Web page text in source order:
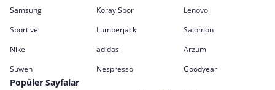
Samsung
Koray Spor
Lenovo
Sportive
Lumberjack
Salomon
Nike
adidas
Arzum
Suwen
Nespresso Goodyear
Popüler Sayfalar